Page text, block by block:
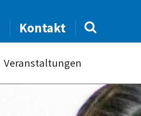
Kontakt
Veranstaltungen